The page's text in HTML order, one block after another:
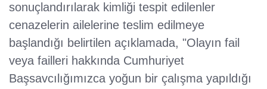
sonuçlandırılarak kimliği tespit edilenler
cenazelerin ailelerine teslim edilmeye
başlandığı belirtilen açıklamada, "Olayın fail
veya failleri hakkında Cumhuriyet
Başsavcılığımızca yoğun bir çalışma yapıldığı